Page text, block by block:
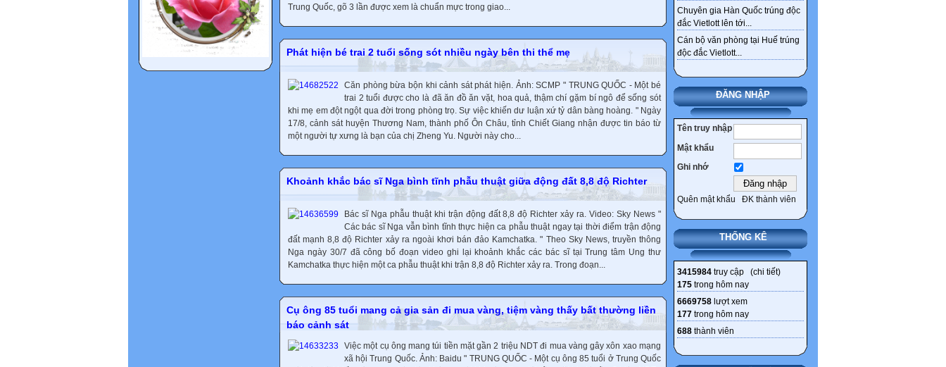
ngầm tại Việt Nam
Tổng hợp văn bản sát nhập
xã, huyện đến 2030
phường mới ở Hà Nội sau
sắp xếp
Sức khỏe, bài thuốc hay
Ngân hàng ‘khai tử’
nickname tài khoản từ 1/4
Thêm 4 nhóm được hưởng
chính sách nghỉ hưu trước
tuổi theo Nghị định 178
Chuyên gia Hàn Quốc trúng độc
đắc Vietlott lên tới...
Cán bộ văn phòng tại Huế trúng
độc đắc Vietlott...
ĐĂNG NHẬP
Tên truy nhập
Mật khẩu
Ghi nhớ
Quên mật khẩu ĐK thành viên
THỐNG KÊ
3415984 truy cập (chi tiết)
175 trong hôm nay
6669758 lượt xem
177 trong hôm nay
688 thành viên
Trung Quốc, gõ 3 lần được xem là chuẩn mực trong giao...
Phát hiện bé trai 2 tuổi sống sót nhiều ngày bên thi thể mẹ
Căn phòng bừa bộn khi cảnh sát phát hiện. Ảnh: SCMP " TRUNG QUỐC - Một bé
trai 2 tuổi được cho là đã ăn đồ ăn vặt, hoa quả, thậm chí gặm bí ngô để sống sót
khi mẹ em đột ngột qua đời trong phòng trọ. Sự việc khiến dư luận xứ tỷ dân bàng hoàng. " Ngày
17/8, cảnh sát huyện Thương Nam, thành phố Ôn Châu, tỉnh Chiết Giang nhận được tin báo từ
một người tự xưng là bạn của chị Zheng Yu. Người này cho...
Khoảnh khắc bác sĩ Nga bình tĩnh phẫu thuật giữa động đất 8,8 độ Richter
Bác sĩ Nga phẫu thuật khi trận động đất 8,8 độ Richter xảy ra. Video: Sky News "
Các bác sĩ Nga vẫn bình tĩnh thực hiện ca phẫu thuật ngay tại thời điểm trận động
đất mạnh 8,8 độ Richter xảy ra ngoài khơi bán đảo Kamchatka. " Theo Sky News, truyền thông
Nga ngày 30/7 đã công bố đoạn video ghi lại khoảnh khắc các bác sĩ tại Trung tâm Ung thư
Kamchatka thực hiện một ca phẫu thuật khi trận 8,8 độ Richter xảy ra. Trong đoạn...
Cụ ông 85 tuổi mang cả gia sản đi mua vàng, tiệm vàng thấy bất thường liền
báo cảnh sát
Việc một cụ ông mang túi tiền mặt gần 2 triệu NDT đi mua vàng gây xôn xao mạng
xã hội Trung Quốc. Ảnh: Baidu " TRUNG QUỐC - Một cụ ông 85 tuổi ở Trung Quốc